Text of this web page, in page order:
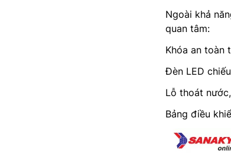
Ngoài khả
quan tâm:
Khóa an toàn
Đèn LED
Lỗ thoát
Bảng điều